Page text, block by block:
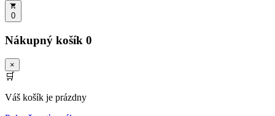
0
Nákupný košík 0
×
🛒
Váš košík je prázdny